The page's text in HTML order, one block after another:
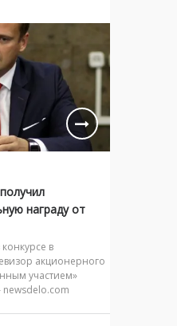
награду от
в
акционерного
участием»